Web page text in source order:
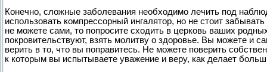
Конечно, сложные заболевания необходимо лечить под
использовать компрессорный ингалятор, но не стоит
не можете сами, то попросите сходить в церковь ваших
покровительствуют, взять молитву о здоровье. Вы можете и
верить в то, что вы поправитесь. Не можете поверить
к которым вы испытываете уважение и веру, как делает